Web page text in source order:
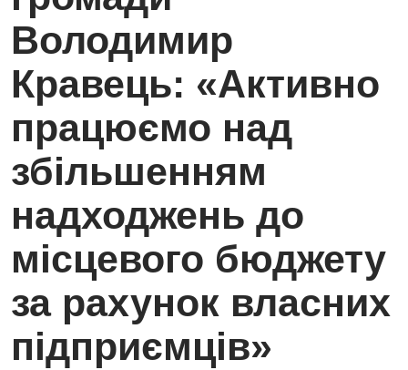
Володимир
Кравець: «Активно
працюємо над
збільшенням
надходжень до
місцевого бюджету
за рахунок власних
підприємців»